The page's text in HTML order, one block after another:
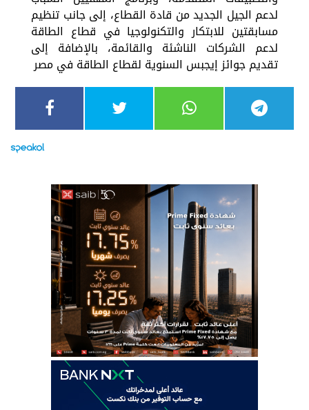
لدعم الجيل الجديد من قادة القطاع، إلى جانب تنظيم
مسابقتين للابتكار والتكنولوجيا في قطاع الطاقة
لدعم الشركات الناشئة والقائمة، بالإضافة إلى
تقديم جوائز إيجبس السنوية لقطاع الطاقة في مصر